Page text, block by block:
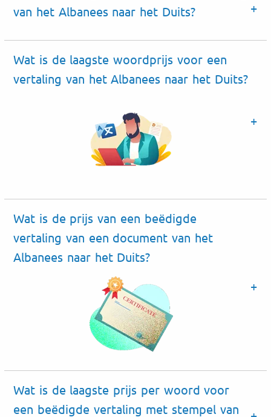
van het Albanees naar het Duits?
Wat is de laagste woordprijs voor een
vertaling van het Albanees naar het Duits?
Wat is de prijs van een beëdigde
vertaling van een document van het
Albanees naar het Duits?
Wat is de laagste prijs per woord voor
een beëdigde vertaling met stempel van